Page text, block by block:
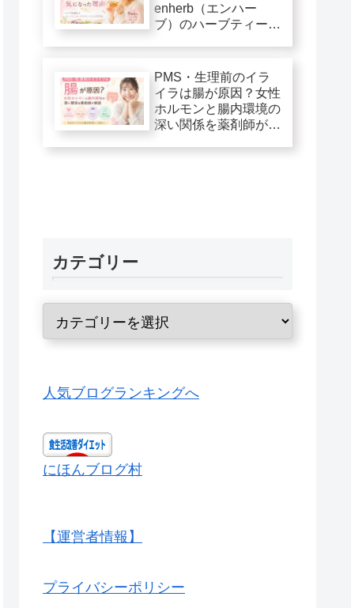
enherb（エンハー
ブ）のハーブティーが
PMS・生理前のイラ
イラは腸が原因？女性
ホルモンと腸内環境の
深い関係を薬剤師が解
カテゴリー
人気ブログランキングへ
にほんブログ村
【運営者情報】
プライバシーポリシー